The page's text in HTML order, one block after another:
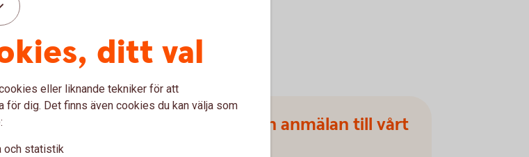
Utbetalning via SUS och anmälan till vårt
ditt val
eller liknande tekniker för att
för dig. Det finns även cookies du kan välja som
och statistik